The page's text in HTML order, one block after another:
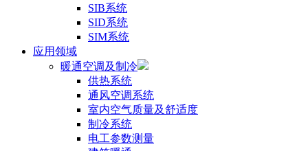
SIB系统
SID系统
SIM系统
应用领域
暖通空调及制冷
供热系统
通风空调系统
室内空气质量及舒适度
制冷系统
电工参数测量